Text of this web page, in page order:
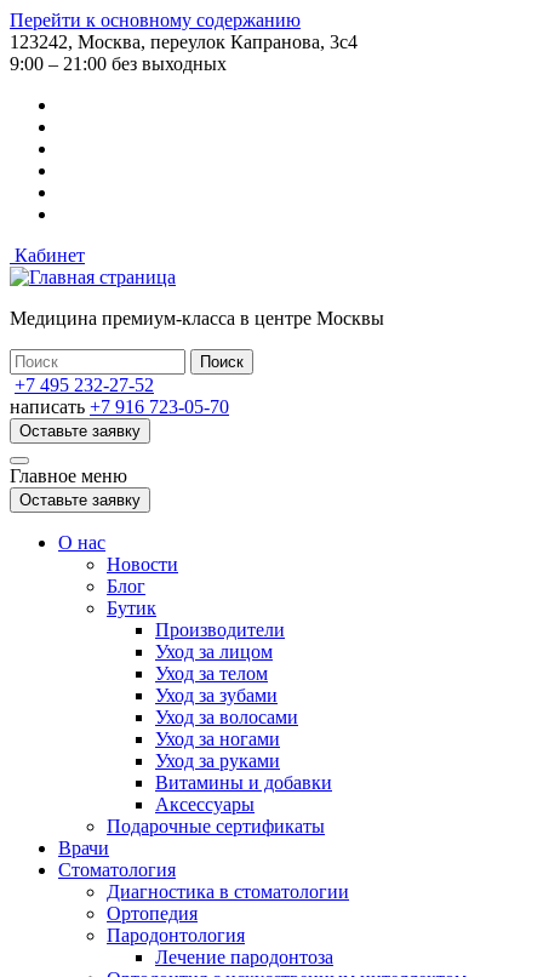
Перейти к основному содержанию
123242, Москва, переулок Капранова, 3с4
9:00 – 21:00 без выходных
Кабинет
Медицина премиум-класса в центре Москвы
+7 495 232-27-52
написать +7 916 723-05-70
Оставьте заявку
Главное меню
Оставьте заявку
О нас
Новости
Блог
Бутик
Производители
Уход за лицом
Уход за телом
Уход за зубами
Уход за волосами
Уход за ногами
Уход за руками
Витамины и добавки
Аксессуары
Подарочные сертификаты
Врачи
Стоматология
Диагностика в стоматологии
Ортопедия
Пародонтология
Лечение пародонтоза